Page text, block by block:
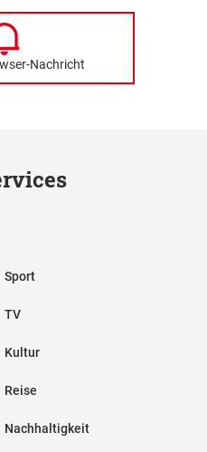
Nachricht
Sport
TV
Kultur
Reise
Nachhaltigkeit